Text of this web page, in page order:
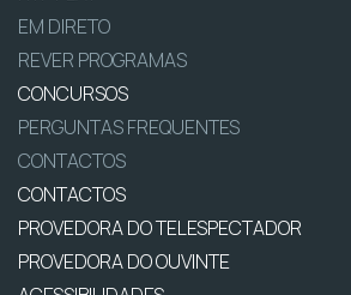
EM DIRETO
REVER PROGRAMAS
CONCURSOS
PERGUNTAS FREQUENTES
CONTACTOS
CONTACTOS
PROVEDORA DO TELESPECTADOR
PROVEDORA DO OUVINTE